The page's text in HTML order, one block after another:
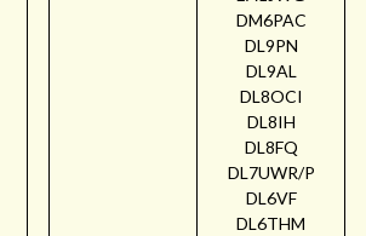
DM6PAC
DL9PN
DL9AL
DL8OCI
DL8IH
DL8FQ
DL7UWR/P
DL6VF
DL6THM